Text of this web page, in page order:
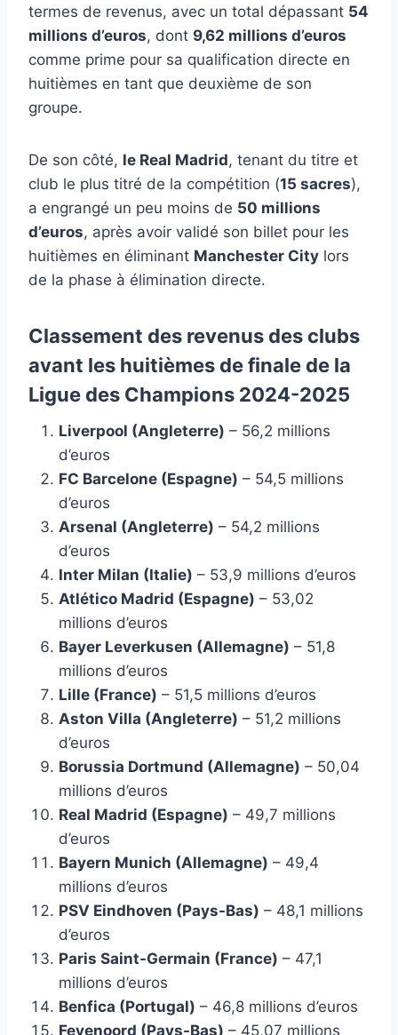
termes de revenus, avec un total dépassant 54
millions d’euros, dont 9,62 millions d’euros
comme prime pour sa qualification directe en
huitièmes en tant que deuxième de son
groupe.
De son côté, le Real Madrid, tenant du titre et
club le plus titré de la compétition (15 sacres),
a engrangé un peu moins de 50 millions
d’euros, après avoir validé son billet pour les
huitièmes en éliminant Manchester City lors
de la phase à élimination directe.
Classement des revenus des clubs
avant les huitièmes de finale de la
Ligue des Champions 2024-2025
Liverpool (Angleterre) – 56,2 millions
d’euros
FC Barcelone (Espagne) – 54,5 millions
d’euros
Arsenal (Angleterre) – 54,2 millions
d’euros
Inter Milan (Italie) – 53,9 millions d’euros
Atlético Madrid (Espagne) – 53,02
millions d’euros
Bayer Leverkusen (Allemagne) – 51,8
millions d’euros
Lille (France) – 51,5 millions d’euros
Aston Villa (Angleterre) – 51,2 millions
d’euros
Borussia Dortmund (Allemagne) – 50,04
millions d’euros
Real Madrid (Espagne) – 49,7 millions
d’euros
Bayern Munich (Allemagne) – 49,4
millions d’euros
PSV Eindhoven (Pays-Bas) – 48,1 millions
d’euros
Paris Saint-Germain (France) – 47,1
millions d’euros
Benfica (Portugal) – 46,8 millions d’euros
Feyenoord (Pays-Bas) – 45,07 millions